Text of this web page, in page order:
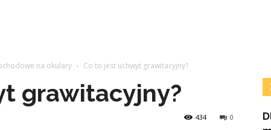
na okulary Co to jest uchwyt grawitacyjny?
grawitacyjny?
0
434